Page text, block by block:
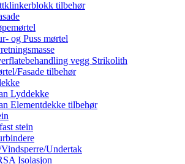
tilbehør
og Puss mørtel
vegg Strikolith
Fasade tilbehør
Lyddekke
Elementdekke tilbehør
stein
Undertak
Isolasjon